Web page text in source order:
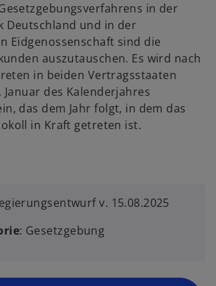
in der
Deutschland und in der
Eidgenossenschaft sind die
auszutauschen. Es wird nach
in beiden Vertragsstaaten
Januar des Kalenderjahres
das dem Jahr folgt, in dem das
in Kraft getreten ist.
v. 15.08.2025
: Gesetzgebung